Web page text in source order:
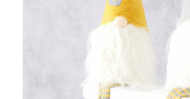
gewählt
werden